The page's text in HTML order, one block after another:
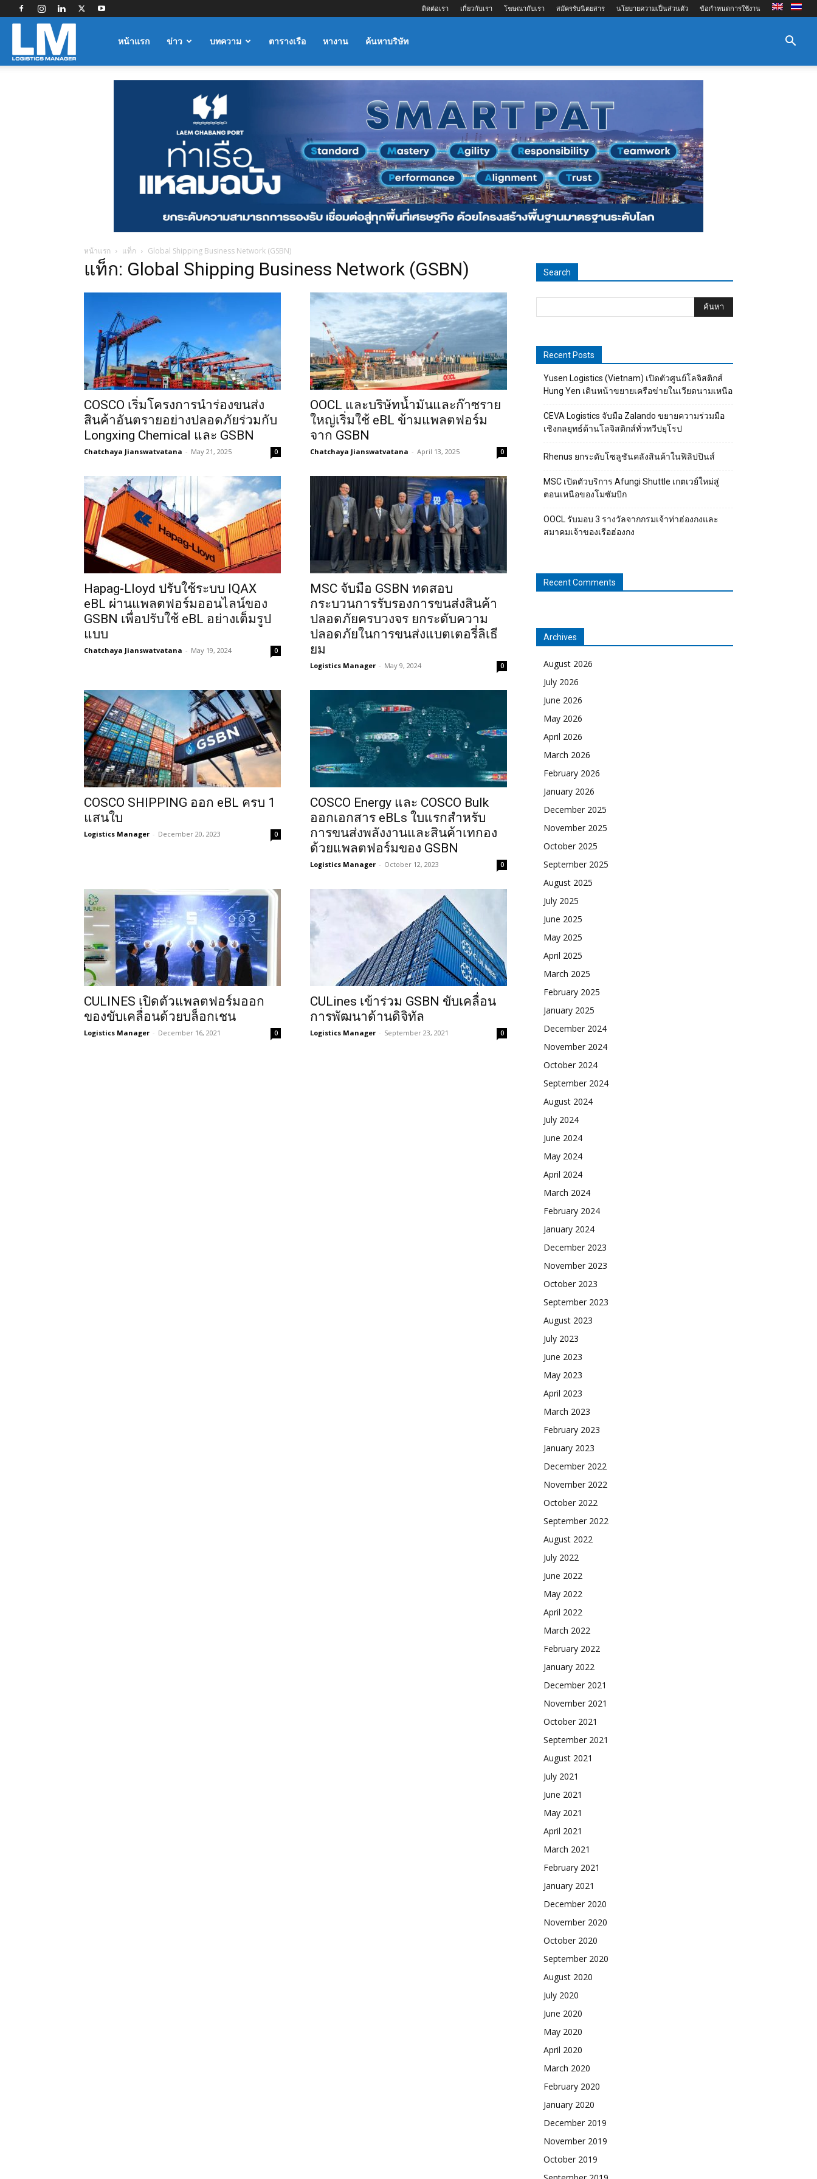
ติดต่อเรา เกี่ยวกับเรา โฆษณากับเรา สมัครรับนิตยสาร นโยบายความเป็นส่วนตัว ข้อกำหนดการใช้งาน
Logisticsหน้าแรก ข่าว บทความ ตารางเรือ หางาน ค้นหาบริษัท
หน้าแรก แท็ก Global Shipping Business Network (GSBN)
แท็ก: Global Shipping Business Network (GSBN)
COSCO เริ่มโครงการนำร่องขนส่ง
สินค้าอันตรายอย่างปลอดภัยร่วมกับ
Longxing Chemical และ GSBN
Chatchaya Jianswatvatana - May 21, 2025 0
OOCL และบริษัทน้ำมันและก๊าซราย
ใหญ่เริ่มใช้ eBL ข้ามแพลตฟอร์ม
จาก GSBN
Chatchaya Jianswatvatana - April 13, 2025 0
Hapag-Lloyd ปรับใช้ระบบ IQAX
eBL ผ่านแพลตฟอร์มออนไลน์ของ
GSBN เพื่อปรับใช้ eBL อย่างเต็มรูป
แบบ
Chatchaya Jianswatvatana - May 19, 2024 0
MSC จับมือ GSBN ทดสอบ
กระบวนการรับรองการขนส่งสินค้า
ปลอดภัยครบวงจร ยกระดับความ
ปลอดภัยในการขนส่งแบตเตอรี่ลิเธี
ยม
Logistics Manager - May 9, 2024 0
COSCO SHIPPING ออก eBL ครบ 1
แสนใบ
Logistics Manager - December 20, 2023 0
COSCO Energy และ COSCO Bulk
ออกเอกสาร eBLs ใบแรกสำหรับ
การขนส่งพลังงานและสินค้าเทกอง
ด้วยแพลตฟอร์มของ GSBN
Logistics Manager - October 12, 2023 0
CULINES เปิดตัวแพลตฟอร์มออก
ของขับเคลื่อนด้วยบล็อกเชน
Logistics Manager - December 16, 2021 0
CULines เข้าร่วม GSBN ขับเคลื่อน
การพัฒนาด้านดิจิทัล
Logistics Manager - September 23, 2021 0
Search
Recent Posts
Yusen Logistics (Vietnam) เปิดตัวศูนย์โลจิสติกส์
Hung Yen เดินหน้าขยายเครือข่ายในเวียดนามเหนือ
CEVA Logistics จับมือ Zalando ขยายความร่วมมือ
เชิงกลยุทธ์ด้านโลจิสติกส์ทั่วทวีปยุโรป
Rhenus ยกระดับโซลูชันคลังสินค้าในฟิลิปปินส์
MSC เปิดตัวบริการ Afungi Shuttle เกตเวย์ใหม่สู่
ตอนเหนือของโมซัมบิก
OOCL รับมอบ 3 รางวัลจากกรมเจ้าท่าฮ่องกงและ
สมาคมเจ้าของเรือฮ่องกง
Recent Comments
Archives
August 2026
July 2026
June 2026
May 2026
April 2026
March 2026
February 2026
January 2026
December 2025
November 2025
October 2025
September 2025
August 2025
July 2025
June 2025
May 2025
April 2025
March 2025
February 2025
January 2025
December 2024
November 2024
October 2024
September 2024
August 2024
July 2024
June 2024
May 2024
April 2024
March 2024
February 2024
January 2024
December 2023
November 2023
October 2023
September 2023
August 2023
July 2023
June 2023
May 2023
April 2023
March 2023
February 2023
January 2023
December 2022
November 2022
October 2022
September 2022
August 2022
July 2022
June 2022
May 2022
April 2022
March 2022
February 2022
January 2022
December 2021
November 2021
October 2021
September 2021
August 2021
July 2021
June 2021
May 2021
April 2021
March 2021
February 2021
January 2021
December 2020
November 2020
October 2020
September 2020
August 2020
July 2020
June 2020
May 2020
April 2020
March 2020
February 2020
January 2020
December 2019
November 2019
October 2019